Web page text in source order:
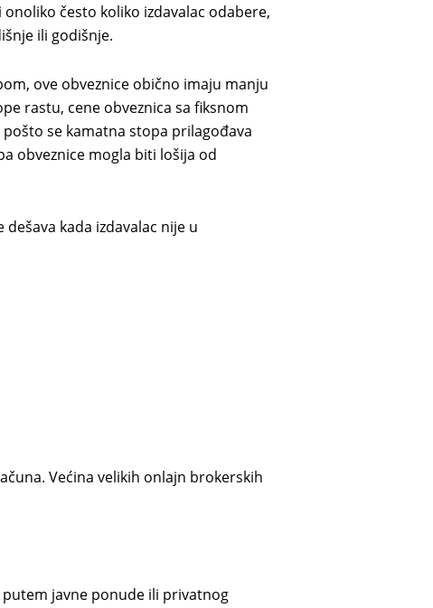
često koliko izdavalac odabere,
ili godišnje.
ove obveznice obično imaju manju
rastu, cene obveznica sa fiksnom
se kamatna stopa prilagođava
obveznice mogla biti lošija od
dešava kada izdavalac nije u
Većina velikih onlajn brokerskih
javne ponude ili privatnog